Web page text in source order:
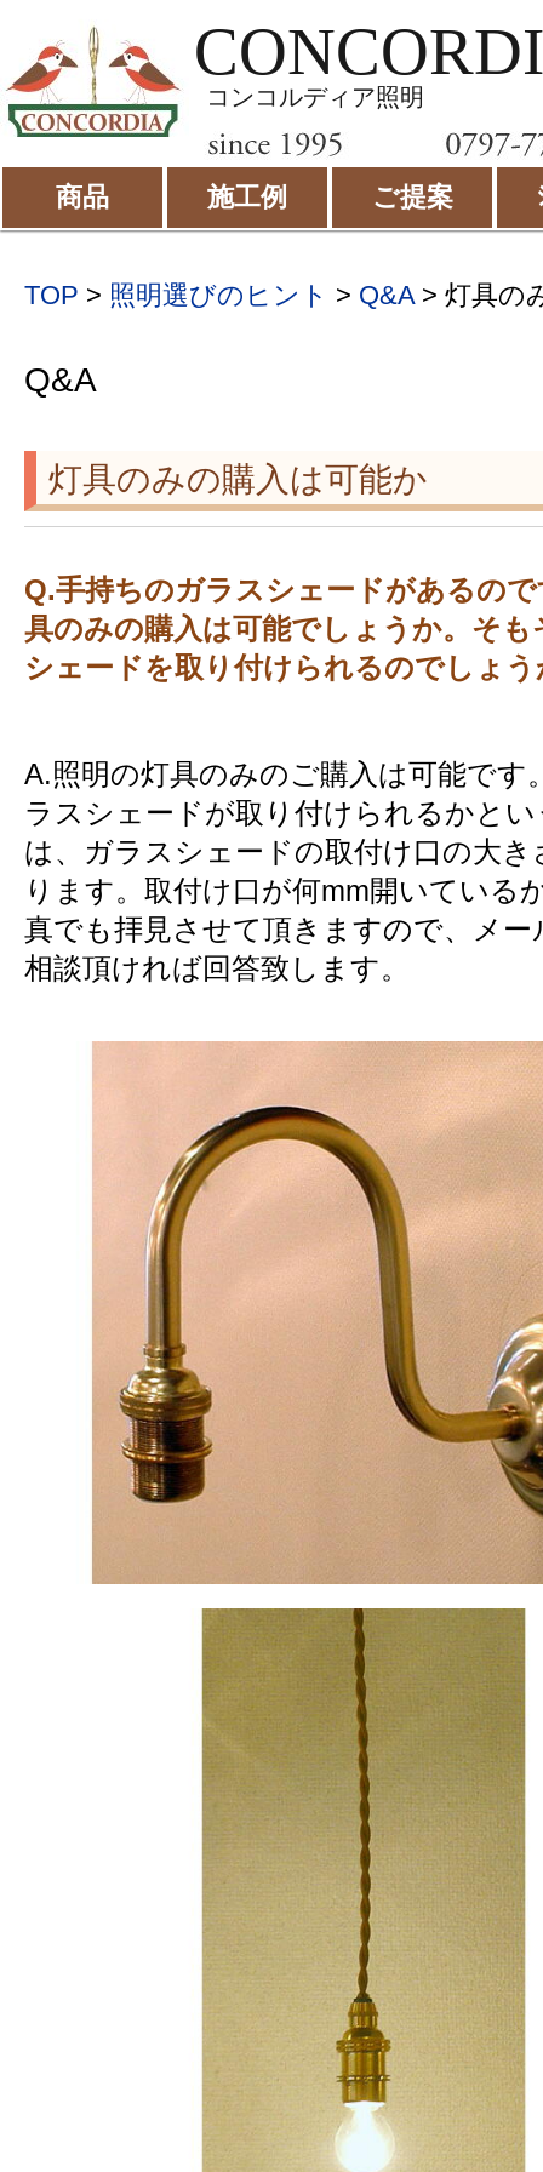
コンコルディア照明
商品 施工例 ご提案
TOP > 照明選びのヒント > Q&A> 灯具の
Q&A
灯具のみの購入は可能か
Q.手持ちのガラスシェードがあるの
具のみの購入は可能でしょうか。そ
シェードを取り付けられるのでしょう
A.照明の灯具のみのご購入は可能です
ラスシェードが取り付けられるかと
は、ガラスシェードの取付け口の大
ります。取付け口が何mm開いている
真でも拝見させて頂きますので、メ
相談頂ければ回答致します。